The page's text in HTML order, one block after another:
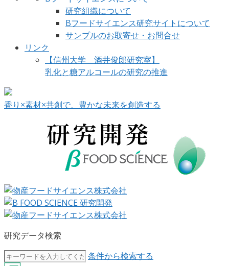
研究組織について
Bフードサイエンス研究サイトについて
サンプルのお取寄せ・お問合せ
リンク
【信州大学 酒井俊郎研究室】
乳化と糖アルコールの研究の推進
香り×素材×共創で、豊かな未来を創造する
硏究データ検索
条件から検索する